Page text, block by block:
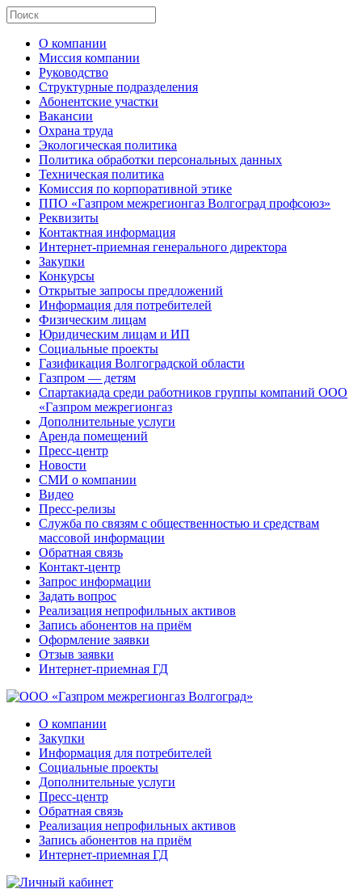
О компании
Миссия компании
Руководство
Структурные подразделения
Абонентские участки
Вакансии
Охрана труда
Экологическая политика
Политика обработки персональных данных
Техническая политика
Комиссия по корпоративной этике
ППО «Газпром межрегионгаз Волгоград профсоюз»
Реквизиты
Контактная информация
Интернет-приемная генерального директора
Закупки
Конкурсы
Открытые запросы предложений
Информация для потребителей
Физическим лицам
Юридическим лицам и ИП
Социальные проекты
Газификация Волгоградской области
Газпром — детям
Спартакиада среди работников группы компаний ООО
«Газпром межрегионгаз
Дополнительные услуги
Аренда помещений
Пресс-центр
Новости
СМИ о компании
Видео
Пресс-релизы
Служба по связям с общественностью и средствам
массовой информации
Обратная связь
Контакт-центр
Запрос информации
Задать вопрос
Реализация непрофильных активов
Запись абонентов на приём
Оформление заявки
Отзыв заявки
Интернет-приемная ГД
О компании
Закупки
Информация для потребителей
Социальные проекты
Дополнительные услуги
Пресс-центр
Обратная связь
Реализация непрофильных активов
Запись абонентов на приём
Интернет-приемная ГД